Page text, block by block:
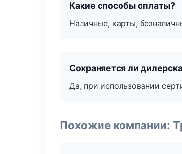
Какие способы оплаты?
Наличные, карты,
Сохраняется ли
Да, при использовании
Похожие компании: